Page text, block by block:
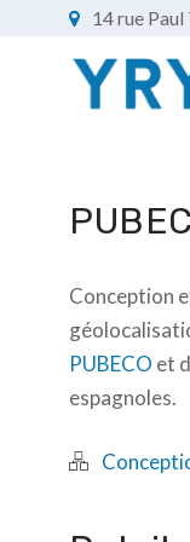
14 rue
Conception
PUBECO et
espagnoles.